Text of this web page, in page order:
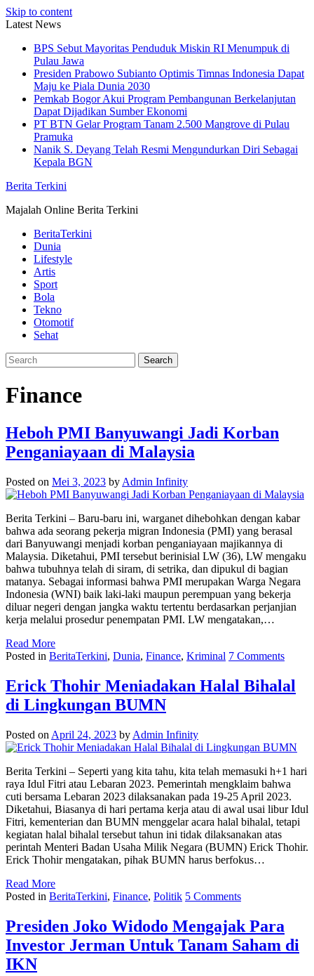
Skip to content
Latest News
BPS Sebut Mayoritas Penduduk Miskin RI Menumpuk di
Pulau Jawa
Presiden Prabowo Subianto Optimis Timnas Indonesia Dapat
Maju ke Piala Dunia 2030
Pemkab Bogor Akui Program Pembangunan Berkelanjutan
Dapat Dijadikan Sumber Ekonomi
PT BTN Gelar Program Tanam 2.500 Mangrove di Pulau
Pramuka
Nanik S. Deyang Telah Resmi Mengundurkan Diri Sebagai
Kepala BGN
Berita Terkini
Majalah Online Berita Terkini
BeritaTerkini
Dunia
Lifestyle
Artis
Sport
Bola
Tekno
Otomotif
Sehat
Finance
Heboh PMI Banyuwangi Jadi Korban
Penganiayaan di Malaysia
Posted on Mei 3, 2023 by Admin Infinity
Berita Terkini – Baru-baru ini, warganet dihebohkan dengan kabar
bahwa ada seorang pekerja migran Indonesia (PMI) yang berasal
dari Banyuwangi menjadi korban penganiayaan majikannya di
Malaysia. Diketahui, PMI tersebut berinisial LW (36), LW mengaku
bahwa tubuhnya telah di siram, di setrika, dan dipukul di bagian
matanya. Sebagai informasi bahwa PMI merupakan Warga Negara
Indonesia (WNI) baik laki-laki maupun perempuan yang bekerja
diluar negeri dengan jangka waktu tertentu berdasarkan perjanjian
kerja melalui prosedur penempatan PMI. LW mengatakan,…
Read More
Posted in BeritaTerkini, Dunia, Finance, Kriminal 7 Comments
Erick Thohir Meniadakan Halal Bihalal
di Lingkungan BUMN
Posted on April 24, 2023 by Admin Infinity
Berita Terkini – Seperti yang kita tahu, kita telah memasuki h+1 hari
raya Idul Fitri atau Lebaran 2023. Pemerintah mengklaim bahwa
cuti bersama Lebaran 2023 dilaksanakan pada 19-25 April 2023.
Diketahui, Biasanya di hari pertama kerja atau di awal usai libur Idul
Fitri, kementerian dan BUMN menggelar acara halal bihalal, tetapi
kegiatan halal bihalal tersebut tahun ini tidak dilaksanakan atas
perintah Menteri Badan Usaha Milik Negara (BUMN) Erick Thohir.
Erick Thohir mengatakan, pihak BUMN harus berfokus…
Read More
Posted in BeritaTerkini, Finance, Politik 5 Comments
Presiden Joko Widodo Mengajak Para
Investor Jerman Untuk Tanam Saham di
IKN